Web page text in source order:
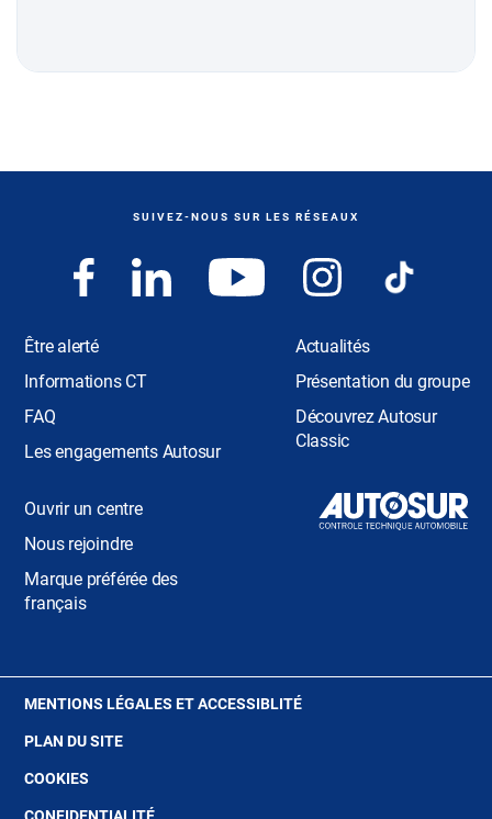
SUIVEZ-NOUS SUR LES RÉSEAUX
Être alerté
Informations CT
FAQ
Les engagements Autosur
Actualités
Présentation du groupe
Découvrez Autosur
Classic
Ouvrir un centre
Nous rejoindre
Marque préférée des
français
MENTIONS LÉGALES ET ACCESSIBLITÉ(OUVRE
PLAN DU SITE
COOKIES
(OUVRE